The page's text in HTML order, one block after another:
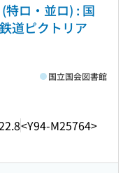
特ロ・並ロ) : 国
道ピクトリア
<Y94-M25764>
国立国会図書館